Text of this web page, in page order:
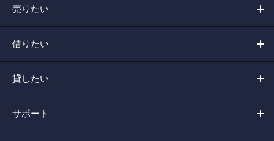
売りたい
借りたい
貸したい
サポート